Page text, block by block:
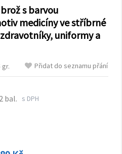
s barvou
medicíny ve stříbrné
uniformy a
Přidat do seznamu přání
bal. s DPH